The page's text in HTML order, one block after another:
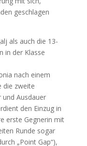
geschlagen
als auch die 13-
in der Klasse
nach einem
die zweite
Ausdauer
den Einzug in
erste Gegnerin mit
Runde sogar
„Point Gap“),